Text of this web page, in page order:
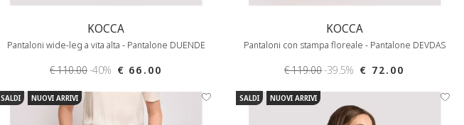
KOCCA
Pantaloni wide-leg a vita alta - Pantalone DUENDE
€ 110.00-40% € 66.00
KOCCA
Pantaloni con stampa floreale - Pantalone DEVDAS
€ 119.00-39.5% € 72.00
SALDI NUOVI ARRIVI SALDI NUOVI ARRIVI